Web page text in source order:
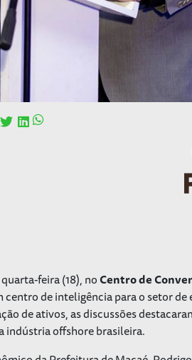
feira (18), noCentro de
de inteligência para o setor de
de ativos, as discussões
indústria offshore brasileira.